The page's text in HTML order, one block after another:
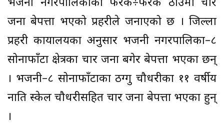
भजनी नगरपालिकाका फरक÷फरक ठाउँमा चार
जना बेपत्ता भएको प्रहरीले जनाएको छ । जिल्ला
प्रहरी कार्यालयका अनुसार भजनी नगरपालिका–८
सोनाफाँटा क्षेत्रका चार जना बगेर बेपत्ता भएका छन्
। भजनी–८ सोनाफाँटाका ठग्गु चौधरीका ११ वर्षीय
नाति स्केल चौधरीसहित चार जना बेपत्ता भएका हुन्
।